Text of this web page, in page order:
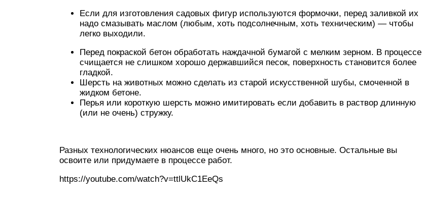
Если для изготовления садовых фигур используются формочки, перед заливкой их
надо смазывать маслом (любым, хоть подсолнечным, хоть техническим) — чтобы
легко выходили.
Перед покраской бетон обработать наждачной бумагой с мелким зерном. В процессе
счищается не слишком хорошо державшийся песок, поверхность становится более
гладкой.
Шерсть на животных можно сделать из старой искусственной шубы, смоченной в
жидком бетоне.
Перья или короткую шерсть можно имитировать если добавить в раствор длинную
(или не очень) стружку.
Разных технологических нюансов еще очень много, но это основные. Остальные вы
освоите или придумаете в процессе работ.
https://youtube.com/watch?v=ttlUkC1EeQs